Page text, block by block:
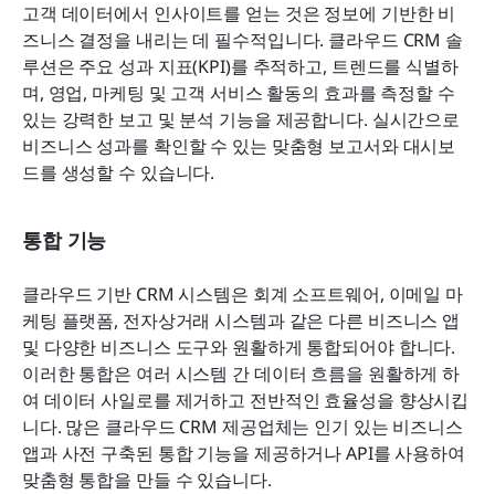
고객 데이터에서 인사이트를 얻는 것은 정보에 기반한 비
즈니스 결정을 내리는 데 필수적입니다. 클라우드 CRM 솔
루션은 주요 성과 지표(KPI)를 추적하고, 트렌드를 식별하
며, 영업, 마케팅 및 고객 서비스 활동의 효과를 측정할 수
있는 강력한 보고 및 분석 기능을 제공합니다. 실시간으로
비즈니스 성과를 확인할 수 있는 맞춤형 보고서와 대시보
드를 생성할 수 있습니다.
통합 기능
클라우드 기반 CRM 시스템은 회계 소프트웨어, 이메일 마
케팅 플랫폼, 전자상거래 시스템과 같은 다른 비즈니스 앱
및 다양한 비즈니스 도구와 원활하게 통합되어야 합니다.
이러한 통합은 여러 시스템 간 데이터 흐름을 원활하게 하
여 데이터 사일로를 제거하고 전반적인 효율성을 향상시킵
니다. 많은 클라우드 CRM 제공업체는 인기 있는 비즈니스
앱과 사전 구축된 통합 기능을 제공하거나 API를 사용하여
맞춤형 통합을 만들 수 있습니다.